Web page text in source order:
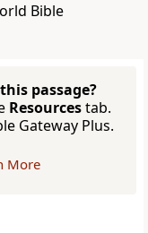
Bible
passage?
Resourcestab.
Gateway Plus.
More